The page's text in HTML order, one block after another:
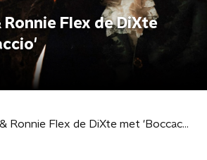
Ronnie Flex de DiXte
Lil Kleine & Ronnie Flex de DiXte met 'Boccaccio'